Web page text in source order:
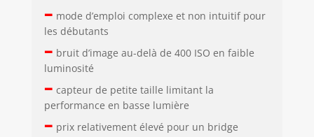
– mode d’emploi complexe et non intuitif pour
les débutants
– bruit d’image au-delà de 400 ISO en faible
luminosité
– capteur de petite taille limitant la
performance en basse lumière
– prix relativement élevé pour un bridge